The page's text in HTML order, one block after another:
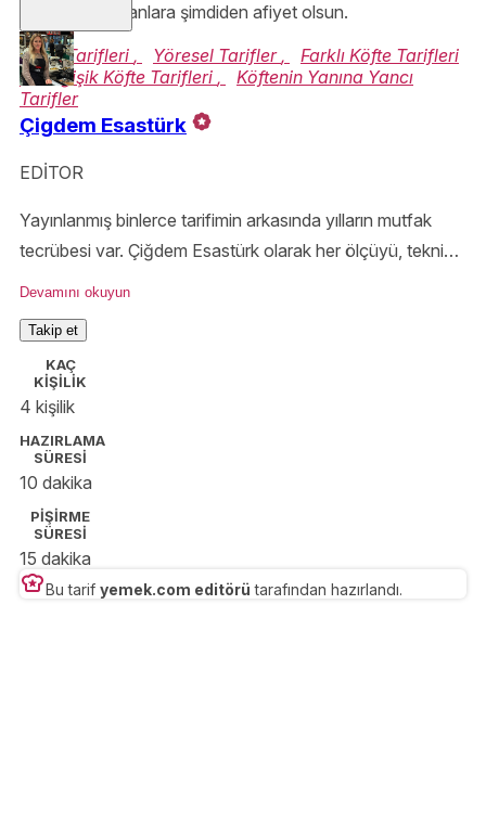
Deneyecek olanlara şimdiden afiyet olsun.
Köfte Tarifleri , Yöresel Tarifler,
Farklı Köfte Tarifleri
, Değişik Köfte Tarifleri ,
Köftenin Yanına Yancı
Tarifler
Çigdem Esastürk
EDİTOR
Yayınlanmış binlerce tarifimin arkasında yılların mutfak
tecrübesi var. Çiğdem Esastürk olarak her ölçüyü, tekniği
ve püf noktasını özenle aktarıyor; Yemek.com okurlarını
Devamını okuyun
Takip et
KAÇ
KİŞİLİK
4 kişilik
HAZIRLAMA
SÜRESİ
10 dakika
PİŞİRME
SÜRESİ
15 dakika
Bu tarif yemek.com editörü tarafından hazırlandı.